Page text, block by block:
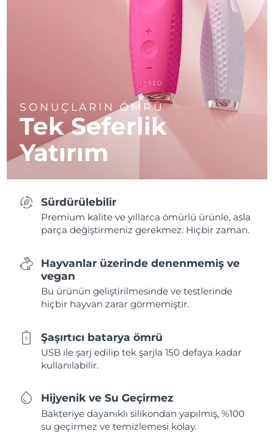
SONUÇLARIN ÖMRÜ
Tek Seferlik
Yatırım
Sürdürülebilir
Premium kalite ve yıllarca ömürlü ürünle, asla
parça değiştirmeniz gerekmez. Hiçbir zaman.
Hayvanlar üzerinde denenmemiş ve
vegan
Bu ürünün geliştirilmesinde ve testlerinde
hiçbir hayvan zarar görmemiştir.
Şaşırtıcı batarya ömrü
USB ile şarj edilip tek şarjla 150 defaya kadar
kullanılabilir.
Hijyenik ve Su Geçirmez
Bakteriye dayanıklı silikondan yapılmış, %100
su geçirmez ve temizlemesi kolay.